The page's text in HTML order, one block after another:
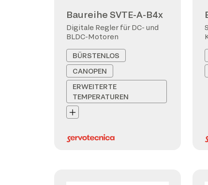
Baureihe SVTE-A-B4x
Digitale Regler für DC- und
BLDC-Motoren
BÜRSTENLOS
CANOPEN
ERWEITERTE
TEMPERATUREN